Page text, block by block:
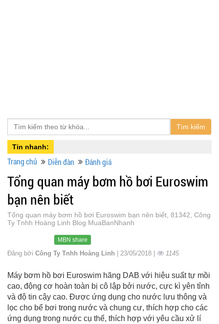
Tìm kiếm
Tin nhanh:
Trang chủ Diễn đàn Đánh giá
Tổng quan máy bơm hồ bơi Euroswim
bạn nên biết
Tổng quan máy bơm hồ bơi Euroswim bạn nên biết, 81342, Công
Ty Tnhh Hoàng Linh Blog MuaBanNhanh
MBN share
Đăng bởi Công Ty Tnhh Hoàng Linh | 23/05/2018 | 1145
Máy bơm hồ bơi Euroswim hãng DAB với hiệu suất tự mồi
cao, động cơ hoàn toàn bị cô lập bởi nước, cực kì yên tỉnh
và độ tin cậy cao. Được ứng dụng cho nước lưu thông và
lọc cho bể bơi trong nước và chung cư, thích hợp cho các
ứng dụng trong nước cụ thể, thích hợp với yêu cầu xử lí